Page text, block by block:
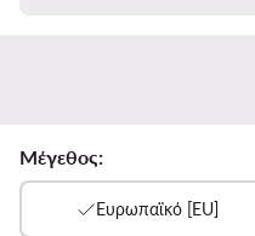
Μέγεθος:
Ευρωπαϊκό [EU]